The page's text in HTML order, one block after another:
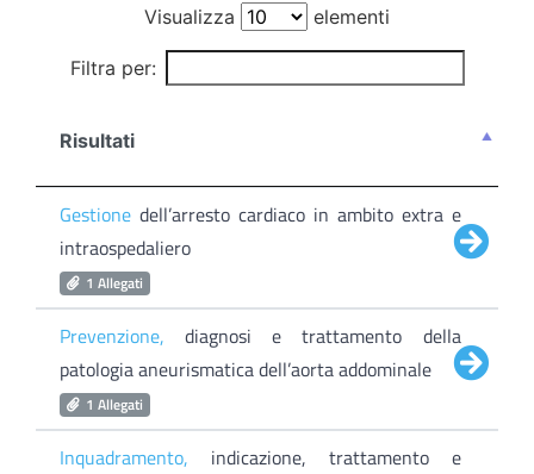
Visualizza elementi
Filtra per:
Risultati
Gestione dell’arresto cardiaco in ambito extra e
intraospedaliero
1 Allegati
Prevenzione, diagnosi e trattamento della
patologia aneurismatica dell’aorta addominale
1 Allegati
Inquadramento, indicazione, trattamento e